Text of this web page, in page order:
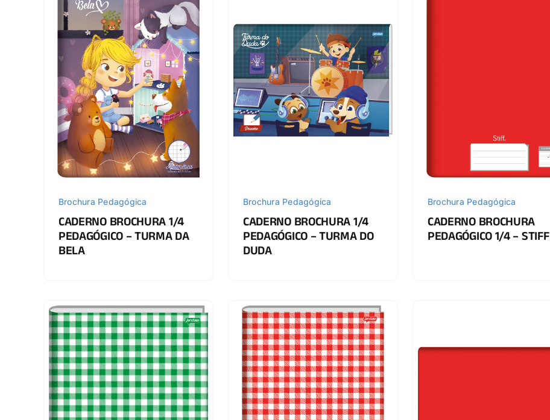
Brochura Pedagógica
CADERNO BROCHURA 1/4
PEDAGÓGICO – TURMA DA
BELA
Brochura Pedagógica
CADERNO BROCHURA 1/4
PEDAGÓGICO – TURMA DO
DUDA
Brochura Pedagógica
CADERNO BROCHURA
PEDAGÓGICO 1/4 – STIFF